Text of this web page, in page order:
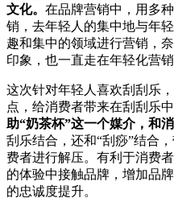
文化。 在品牌营销中，用多
销，去年轻人的集中地与年
趣和集中的领域进行营销，
印象，也一直走在年轻化营销
这次针对年轻人喜欢刮刮乐
点，给消费者带来在刮刮乐
助“奶茶杯”这一个媒介，和
刮乐结合，还和“刮痧”结合
费者进行解压。有利于消费
的体验中接触品牌，增加品
的忠诚度提升。